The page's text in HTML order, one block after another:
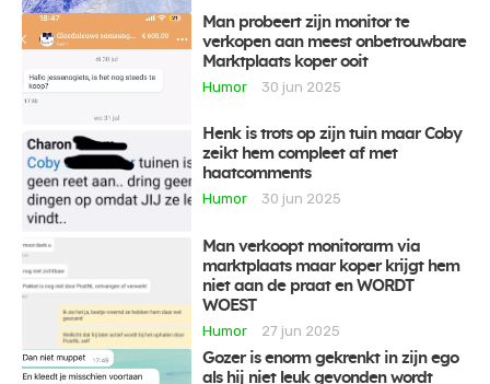
Man probeert zijn monitor te
verkopen aan meest onbetrouwbare
Marktplaats koper ooit
Humor
30 jun 2025
Henk is trots op zijn tuin maar Coby
zeikt hem compleet af met
haatcomments
Humor
30 jun 2025
Man verkoopt monitorarm via
marktplaats maar koper krijgt hem
niet aan de praat en WORDT
WOEST
Humor
27 jun 2025
Gozer is enorm gekrenkt in zijn ego
als hij niet leuk gevonden wordt